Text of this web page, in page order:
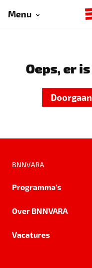
Menu
Oeps, er
BNNVARA
Programma's
Over BNNVARA
Vacatures